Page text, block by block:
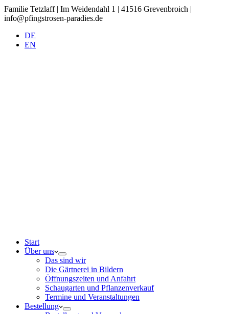
Familie Tetzlaff | Im Weidendahl 1 | 41516 Grevenbroich |
info@pfingstrosen-paradies.de
DE
EN
Start
Über uns
Das sind wir
Die Gärtnerei in Bildern
Öffnungszeiten und Anfahrt
Schaugarten und Pflanzenverkauf
Termine und Veranstaltungen
Bestellung